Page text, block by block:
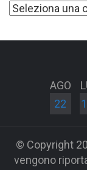
Categorie
AGO
22
© Copyright
vengono